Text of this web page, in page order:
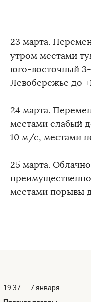
23 марта.
утром местами
юго-восточный 3-
Левобережье до
24 марта.
местами слабый
10 м/с, местами
25 марта.
местами порывы
19:37
7 января